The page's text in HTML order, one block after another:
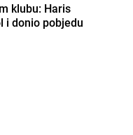
klubu: Haris
i donio pobjedu